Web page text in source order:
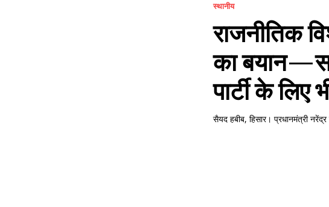
स्थानीय
राजनीतिक
का
पार्टी के लिए
सैयद हबीब, हिसार। प्रधानमंत्री नरेंद्र